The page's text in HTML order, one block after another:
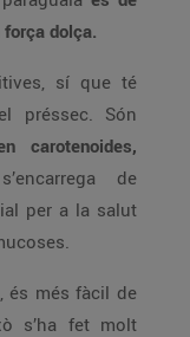
dolça.
sí que té
préssec. Són
carotenoides,
de
per a la salut
és més fàcil de
s’ha fet molt